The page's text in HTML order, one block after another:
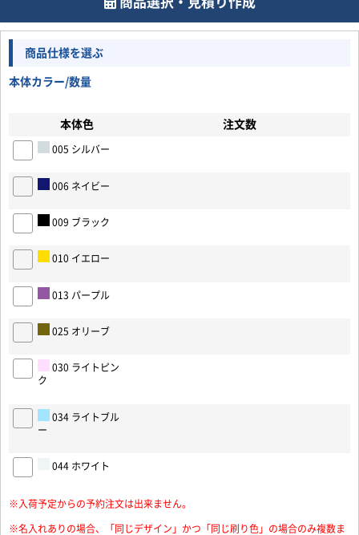
商品仕様を選ぶ
本体カラー/数量
本体色 注文数
005 シルバー
006 ネイビー
009 ブラック
010 イエロー
013 パープル
025 オリーブ
030 ライトピン
ク
034 ライトブル
ー
044 ホワイト
※入荷予定からの予約注文は出来ません。
※名入れありの場合、「同じデザイン」かつ「同じ刷り色」の場合のみ複数ま